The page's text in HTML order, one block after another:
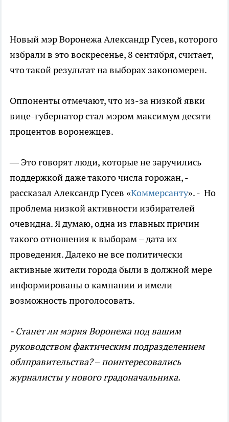
Новый мэр Воронежа Александр Гусев, которого
избрали в это воскресенье, 8 сентября, считает,
что такой результат на выборах закономерен.
Оппоненты отмечают, что из-за низкой явки
вице-губернатор стал мэром максимум десяти
процентов воронежцев.
— Это говорят люди, которые не заручились
поддержкой даже такого числа горожан, -
рассказал Александр Гусев «Коммерсанту». - Но
проблема низкой активности избирателей
очевидна. Я думаю, одна из главных причин
такого отношения к выборам – дата их
проведения. Далеко не все политически
активные жители города были в должной мере
информированы о кампании и имели
возможность проголосовать.
- Станет ли мэрия Воронежа под вашим
руководством фактическим подразделением
облправительства? – поинтересовались
журналисты у нового градоначальника.